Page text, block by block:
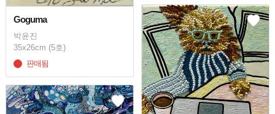
Goguma
박윤진
35x26cm (5호)
판매됨